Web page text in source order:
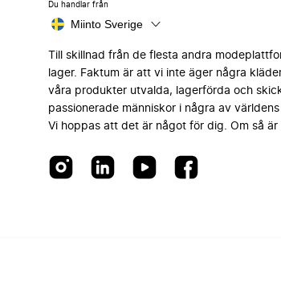
Du handlar från
Miinto Sverige
Till skillnad från de flesta andra
lager. Faktum är att vi inte äger några
våra produkter utvalda, lagerförda och
passionerade människor i några av
Vi hoppas att det är något för dig. Om så är